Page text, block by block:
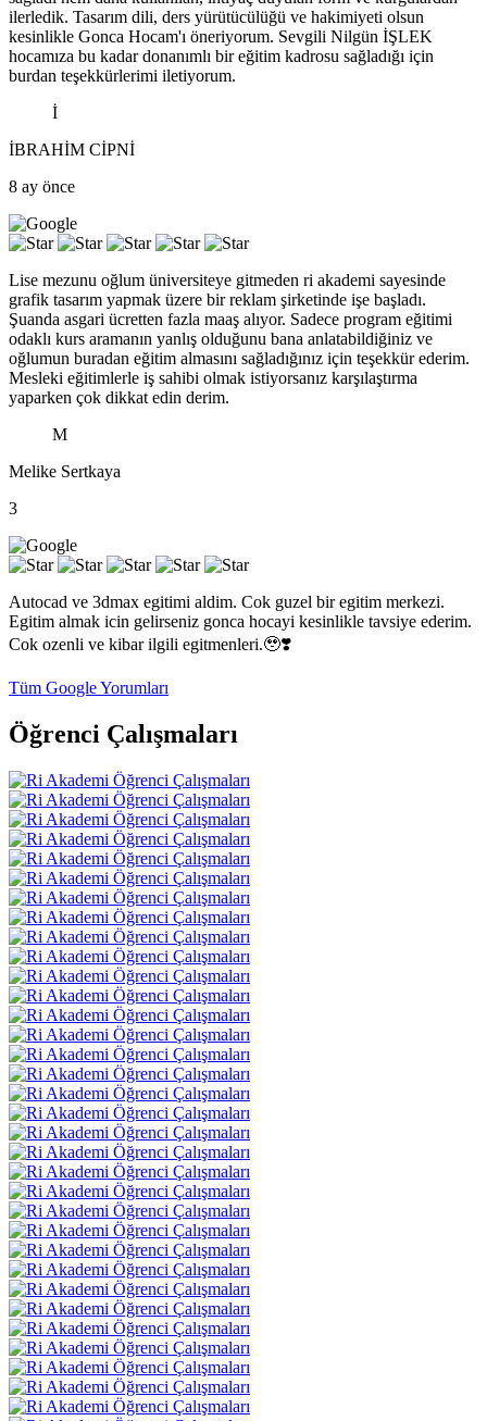
ilerledik. Tasarım dili, ders yürütücülüğü ve hakimiyeti olsun
kesinlikle Gonca Hocam'ı öneriyorum. Sevgili Nilgün İŞLEK
hocamıza bu kadar donanımlı bir eğitim kadrosu sağladığı için
burdan teşekkürlerimi iletiyorum.
İ
İBRAHİM CİPNİ
8 ay önce
Lise mezunu oğlum üniversiteye gitmeden ri akademi sayesinde
grafik tasarım yapmak üzere bir reklam şirketinde işe başladı.
Şuanda asgari ücretten fazla maaş alıyor. Sadece program eğitimi
odaklı kurs aramanın yanlış olduğunu bana anlatabildiğiniz ve
oğlumun buradan eğitim almasını sağladığınız için teşekkür ederim.
Mesleki eğitimlerle iş sahibi olmak istiyorsanız karşılaştırma
yaparken çok dikkat edin derim.
M
Melike Sertkaya
3
Autocad ve 3dmax egitimi aldim. Cok guzel bir egitim merkezi.
Egitim almak icin gelirseniz gonca hocayi kesinlikle tavsiye ederim.
Cok ozenli ve kibar ilgili egitmenleri.🥹❣️
Tüm Google Yorumları
Öğrenci Çalışmaları